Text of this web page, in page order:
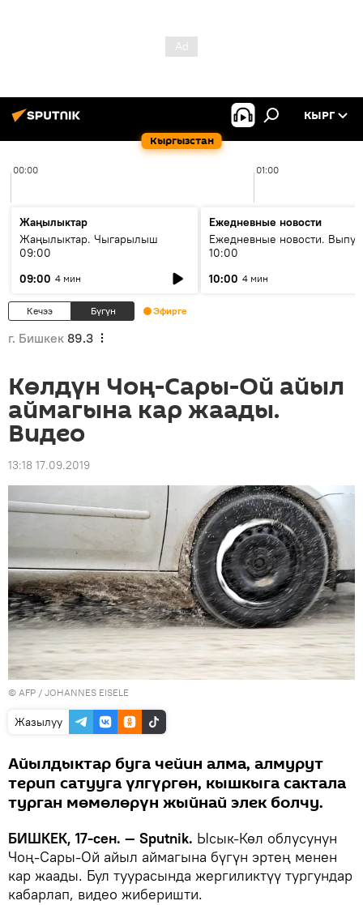
Кыргызстан
КЫРГ
00:00 01:00
Жаңылыктар
Жаңылыктар. Чыгарылыш
09:00
09:00 4 мин
Ежедневные новости
Ежедневные новости.
10:00
10:00 4 мин
Кечээ Бүгүн Эфирге
г. Бишкек 89.3
Көлдүн Чоң-Сары-Ой айыл
аймагына кар жаады.
Видео
13:18 17.09.2019
© AFP / JOHANNES EISELE
Жазылуу
Айылдыктар буга чейин алма, алмурут
терип сатууга үлгүргөн, кышкыга сактала
турган мөмөлөрүн жыйнай элек болчу.
БИШКЕК, 17-сен. — Sputnik. Ысык-Көл облусунун
Чоң-Сары-Ой айыл аймагына бүгүн эртең менен
кар жаады. Бул туурасында жергиликтүү тургундар
кабарлап, видео жиберишти.